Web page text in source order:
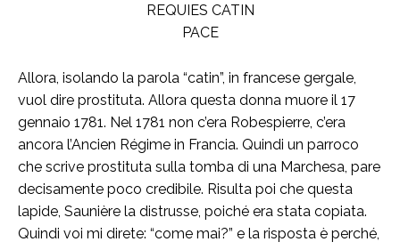
REQUIES CATIN
PACE
Allora, isolando la parola “catin”, in francese gergale,
vuol dire prostituta. Allora questa donna muore il 17
gennaio 1781. Nel 1781 non c’era Robespierre, c’era
ancora l’Ancien Régime in Francia. Quindi un parroco
che scrive prostituta sulla tomba di una Marchesa, pare
decisamente poco credibile. Risulta poi che questa
lapide, Saunière la distrusse, poiché era stata copiata.
Quindi voi mi direte: “come mai?” e la risposta è perché,